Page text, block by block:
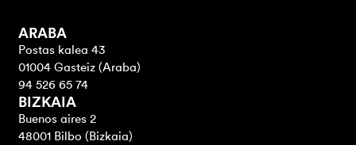
ARABA
Postas kalea 43
01004 Gasteiz (Araba)
94 526 65 74
BIZKAIA
Buenos aires 2
48001 Bilbo (Bizkaia)